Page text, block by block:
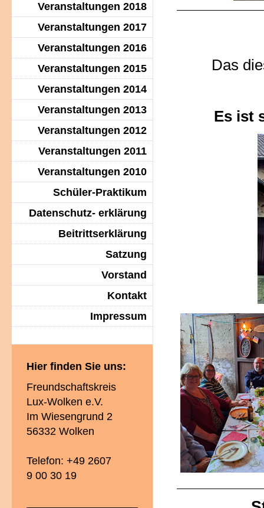
Das
Es ist
Veranstaltungen 2018
Veranstaltungen 2017
Veranstaltungen 2016
Veranstaltungen 2015
Veranstaltungen 2014
Veranstaltungen 2013
Veranstaltungen 2012
Veranstaltungen 2011
Veranstaltungen 2010
Schüler-Praktikum
Datenschutz- erklärung
Beitrittserklärung
Satzung
Vorstand
Kontakt
Impressum
Hier finden Sie uns:
Freundschaftskreis
Lux-Wolken e.V.
Im Wiesengrund 2
56332 Wolken
Telefon: +49 2607
9 00 30 19